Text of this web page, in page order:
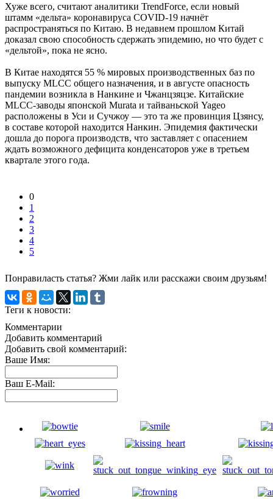
Хуже всего, считают аналитики TrendForce, если новый
штамм «дельта» коронавируса COVID-19 начнёт
распространяться по Китаю. В недавнем прошлом Китай
доказал свою способность сдержать эпидемию, но что будет с
«дельтой», пока не ясно.
В Китае находятся 55 % мировых производственных баз по
выпуску MLCC общего назначения, и в августе опасность
пандемии возникла в Нанкине и Чжанцзяцзе. Китайские
MLCC-заводы японской Murata и тайваньской Yageo
расположены в Уси и Сучжоу — это та же провинция Цзянсу,
в составе которой находится Нанкин. Эпидемия фактически
дошла до порога производств, что заставляет с опасением
ждать возможного дефицита конденсаторов уже в третьем
квартале этого года.
0
1
2
3
4
5
Понравиласть статья? Жми лайк или расскажи своим друзьям!
Теги к новости:
Комментарии
Добавить комментарий
Добавить свой комментарий:
Ваше Имя:
Ваш E-Mail: